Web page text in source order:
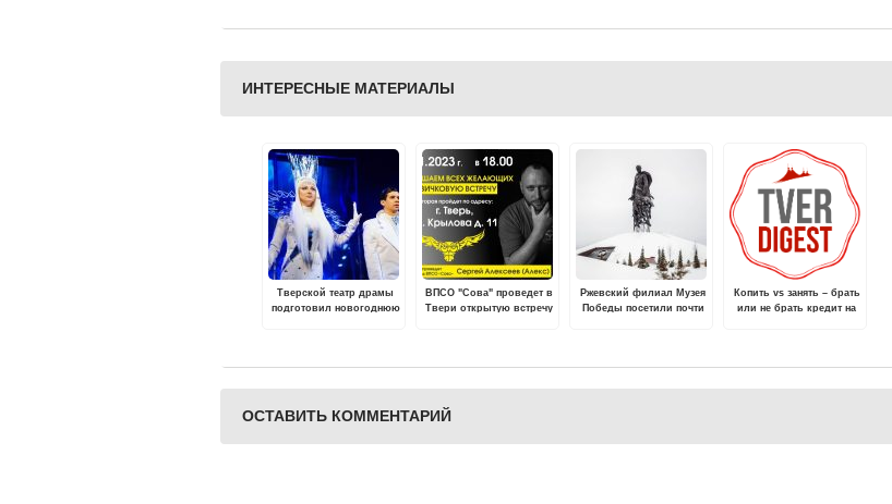
ИНТЕРЕСНЫЕ МАТЕРИАЛЫ
Тверской театр драмы
подготовил новогоднюю
ВПСО "Сова" проведет в
Твери открытую встречу
Ржевский филиал Музея
Победы посетили почти
Копить vs занять – брать
или не брать кредит на
ОСТАВИТЬ КОММЕНТАРИЙ